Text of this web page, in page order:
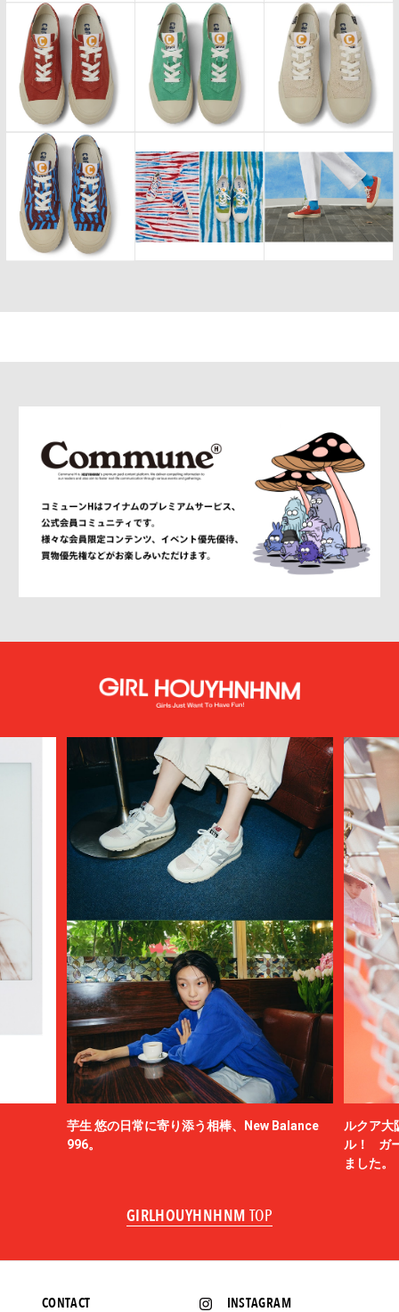
芋生 悠の日常に寄り添う相棒、New Balance
996。
ルクア大
ル！ ガ
ました。
GIRLHOUYHNHNM TOP
INSTAGRAM
CONTACT